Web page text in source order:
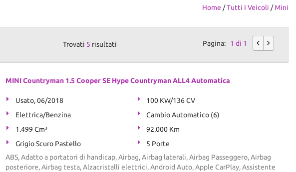
Home /Tutti I Veicoli /Mini
Trovati 5 risultati Pagina: 1 di 1
MINI Countryman 1.5 Cooper SE Hype Countryman ALL4 Automatica
Usato, 06/2018
100 KW/136 CV
Elettrica/Benzina
Cambio Automatico (6)
1.499 Cm³
92.000 Km
Grigio Scuro Pastello
5 Porte
ABS, Adatto a portatori di handicap, Airbag, Airbag laterali, Airbag Passeggero, Airbag
posteriore, Airbag testa, Alzacristalli elettrici, Android Auto, Apple CarPlay, Assistente